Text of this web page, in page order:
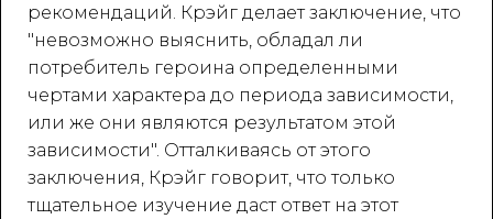
рекомендаций. Крэйг делает заключение, что
"невозможно выяснить, обладал ли
потребитель героина определенными
чертами характера до периода зависимости,
или же они являются результатом этой
зависимости". Отталкиваясь от этого
заключения, Крэйг говорит, что только
тщательное изучение даст ответ на этот